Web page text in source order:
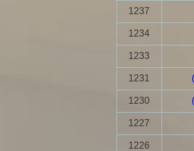
1237
1234
1233
1231
1230
1227
1226